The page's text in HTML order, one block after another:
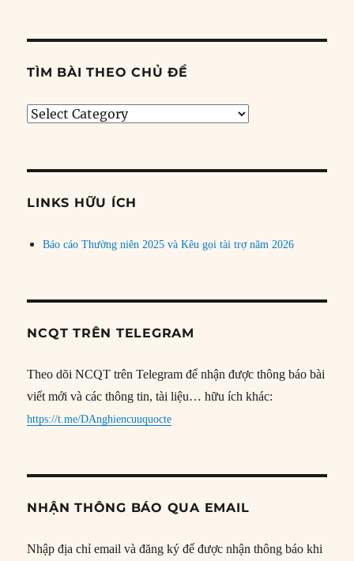
TÌM BÀI THEO CHỦ ĐỀ
Tìm
đề
LINKS HỮU ÍCH
Báo cáo Thường niên 2025 và Kêu gọi tài trợ năm 2026
NCQT TRÊN TELEGRAM
Theo dõi NCQT trên Telegram để nhận được thông báo bài
viết mới và các thông tin, tài liệu… hữu ích khác:
https://t.me/DAnghiencuuquocte
NHẬN THÔNG BÁO QUA EMAIL
Nhập địa chỉ email và đăng ký để được nhận thông báo khi